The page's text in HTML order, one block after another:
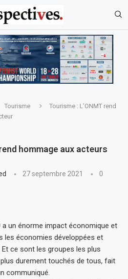
Tourisme
Tourisme : L’ONMT rend
hommage aux acteurs
27 septembre 2021
0
a un énorme impact économique et
les économies développées et
ce sont les groupes les plus
durement touchés de tous, fait
communiqué.